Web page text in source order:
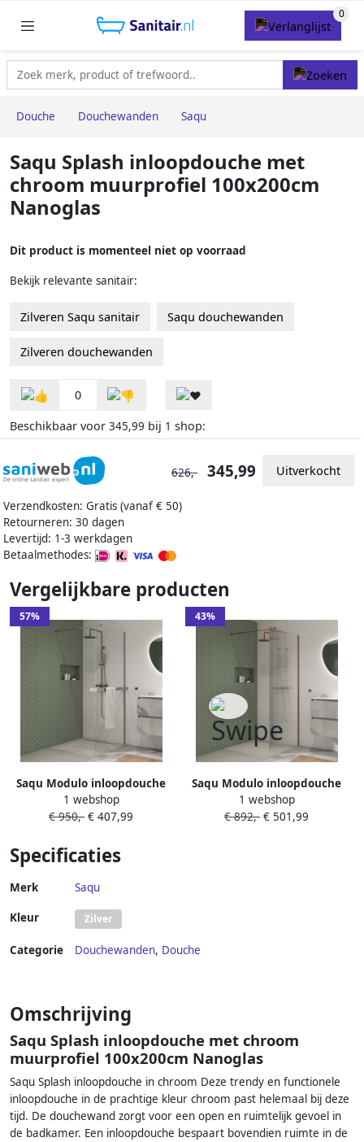
Douche Douchewanden Saqu
Saqu Splash inloopdouche met
chroom muurprofiel 100x200cm
Nanoglas
Dit product is momenteel niet op voorraad
Bekijk relevante sanitair:
Zilveren Saqu sanitair Saqu douchewanden
Zilveren douchewanden
0
Beschikbaar voor 345,99 bij 1 shop:
Verzendkosten: Gratis (vanaf € 50)
Retourneren: 30 dagen
Levertijd: 1-3 werkdagen
Betaalmethodes:
626,- 345,99 Uitverkocht
Vergelijkbare producten
57%
Saqu Modulo inloopdouche
incl. antikalk 110x210cm met
handdoekhouder gunmetal
1 webshop
€ 950,- € 407,99
43%
Saqu Modulo inloopdouche
incl. antikalk 100x210cm
geribbeld glas geborsteld
1 webshop
€ 892,- € 501,99
Specificaties
Merk Saqu
Kleur Zilver
Categorie Douchewanden, Douche
Omschrijving
Saqu Splash inloopdouche met chroom
muurprofiel 100x200cm Nanoglas
Saqu Splash inloopdouche in chroom Deze trendy en functionele
inloopdouche in de prachtige kleur chroom past helemaal bij deze
tijd. De douchewand zorgt voor een open en ruimtelijk gevoel in
de badkamer. Een inloopdouche bespaart bovendien ruimte in de